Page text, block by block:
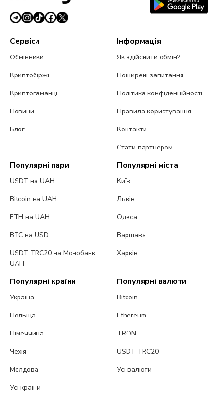
Сервіси
Обмінники
Криптобіржі
Криптогаманці
Новини
Блог
Інформація
Як здійснити обмін?
Поширені запитання
Політика конфіденційності
Правила користування
Контакти
Стати партнером
Популярні пари
USDT на UAH
Bitcoin на UAH
ETH на UAH
BTC на USD
USDT TRC20 на Монобанк
UAH
Популярні міста
Київ
Львів
Одеса
Варшава
Харків
Популярні країни
Україна
Польща
Німеччина
Чехія
Молдова
Усі країни
Популярні валюти
Bitcoin
Ethereum
TRON
USDT TRC20
Усі валюти